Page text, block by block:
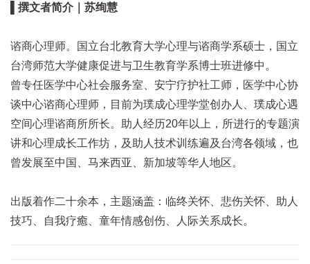
▌撰文者简介｜苏绚慧
谘商心理师。国立台北教育大学心理与谘商学系硕士，国立
台湾师范大学健康促进与卫生教育学系博士班进修中。
曾专任医学中心社会服务室、安宁疗护社工师，医学中心协
谈中心谘商心理师，目前为璞成心理学堂创办人、璞成心遇
空间心理谘商所所长。助人经历20年以上，所进行的专题演
讲和心理成长工作坊，及助人技术训练遍及台湾各领域，也
曾发展至中国、马来西亚、新加坡等华人地区。
出版着作二十余本，主题涵盖：临终关怀、悲伤关怀、助人
技巧、自我疗癒、童年情感创伤、人际关系成长。